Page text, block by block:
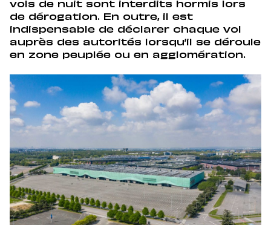
vols de nuit sont interdits hormis lors
de dérogation. En outre, il est
indispensable de déclarer chaque vol
auprès des autorités lorsqu’il se déroule
en zone peuplée ou en agglomération.